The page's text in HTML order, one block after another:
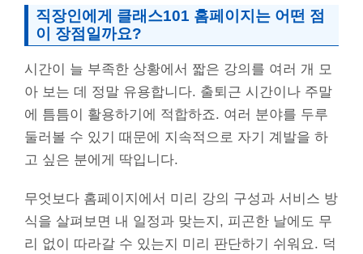
직장인에게 클래스101 홈페이지는 어떤 점
이 장점일까요?
시간이 늘 부족한 상황에서 짧은 강의를 여러 개 모
아 보는 데 정말 유용합니다. 출퇴근 시간이나 주말
에 틈틈이 활용하기에 적합하죠. 여러 분야를 두루
둘러볼 수 있기 때문에 지속적으로 자기 계발을 하
고 싶은 분에게 딱입니다.
무엇보다 홈페이지에서 미리 강의 구성과 서비스 방
식을 살펴보면 내 일정과 맞는지, 피곤한 날에도 무
리 없이 따라갈 수 있는지 미리 판단하기 쉬워요. 덕